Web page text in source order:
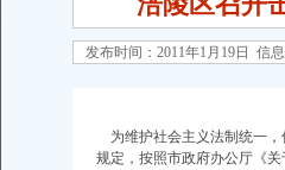
出口权)
万 （增资）
发布时间：2011年1月19日 信息
为维护社会主义法制统一，
规定，按照市政府办公厅《